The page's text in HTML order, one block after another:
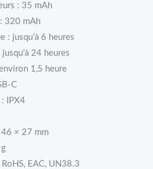
: 35 mAh
320 mAh
: jusqu’à 6 heures
24 heures
1,5 heure
C
: IPX4
46 × 27 mm
EAC, UN38.3